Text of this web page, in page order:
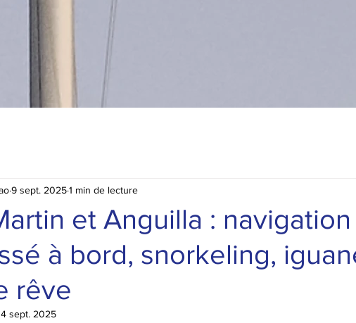
et Anguilla :
à bord, snorkeling,
rêve
9 sept. 20251 min de lecture
sept. 2025